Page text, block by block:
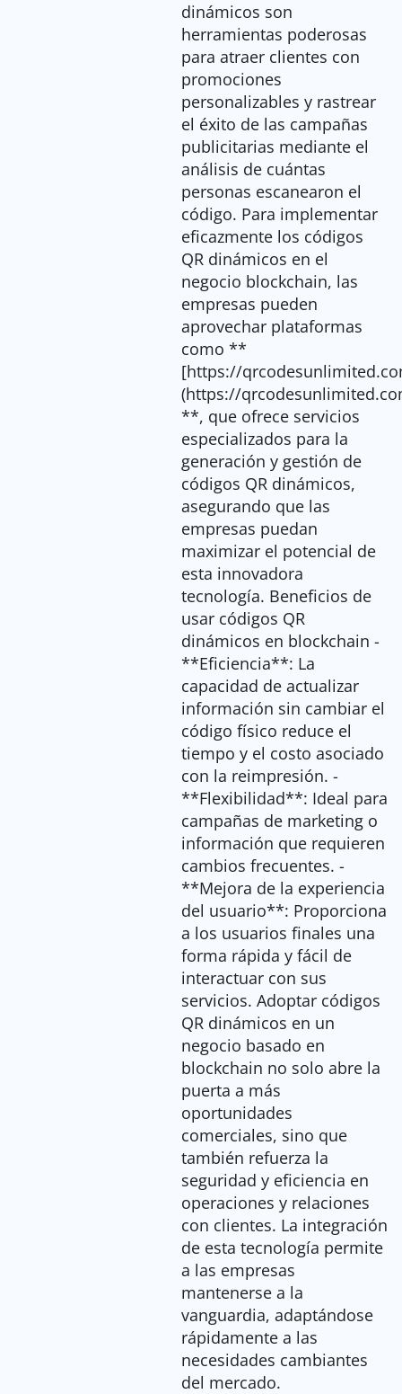
dinámicos son
herramientas poderosas
para atraer clientes con
promociones
personalizables y rastrear
el éxito de las campañas
publicitarias mediante el
análisis de cuántas
personas escanearon el
código. Para implementar
eficazmente los códigos
QR dinámicos en el
negocio blockchain, las
empresas pueden
aprovechar plataformas
como **
[https://
(https://
**, que ofrece servicios
especializados para la
generación y gestión de
códigos QR dinámicos,
asegurando que las
empresas puedan
maximizar el potencial de
esta innovadora
tecnología. Beneficios de
usar códigos QR
dinámicos en blockchain -
**Eficiencia**: La
capacidad de actualizar
información sin cambiar el
código físico reduce el
tiempo y el costo asociado
con la reimpresión. -
**Flexibilidad**: Ideal para
campañas de marketing o
información que requieren
cambios frecuentes. -
**Mejora de la experiencia
del usuario**: Proporciona
a los usuarios finales una
forma rápida y fácil de
interactuar con sus
servicios. Adoptar códigos
QR dinámicos en un
negocio basado en
blockchain no solo abre la
puerta a más
oportunidades
comerciales, sino que
también refuerza la
seguridad y eficiencia en
operaciones y relaciones
con clientes. La integración
de esta tecnología permite
a las empresas
mantenerse a la
vanguardia, adaptándose
rápidamente a las
necesidades cambiantes
del mercado.